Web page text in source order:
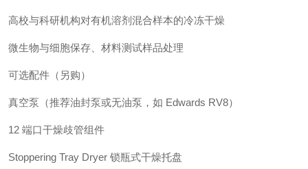
高校与科研机构对有机溶剂混合样本的冷冻干燥
微生物与细胞保存、材料测试样品处理
可选配件（另购）
真空泵（推荐油封泵或无油泵，如 Edwards RV8）
12 端口干燥歧管组件
Stoppering Tray Dryer 锁瓶式干燥托盘